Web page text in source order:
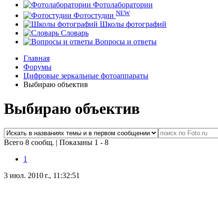
Фотолаборатории
Фотостудии NEW
Школы фотографий
Словарь
Вопросы и ответы
Главная
Форумы
Цифровые зеркальные фотоаппараты
Выбираю объектив
Выбираю объектив
Всего 8 сообщ. | Показаны 1 - 8
1
3 июл. 2010 г., 11:32:51